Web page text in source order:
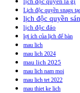
Lịch độc quyền snags
lịch độc quyền
lịch độc đáo
lợi ích của lịch để bàn
mau lich
mau lich 2024
mau lich 2025
mau lich nam moi
mau lich tet 2022
mau thiet ke lich